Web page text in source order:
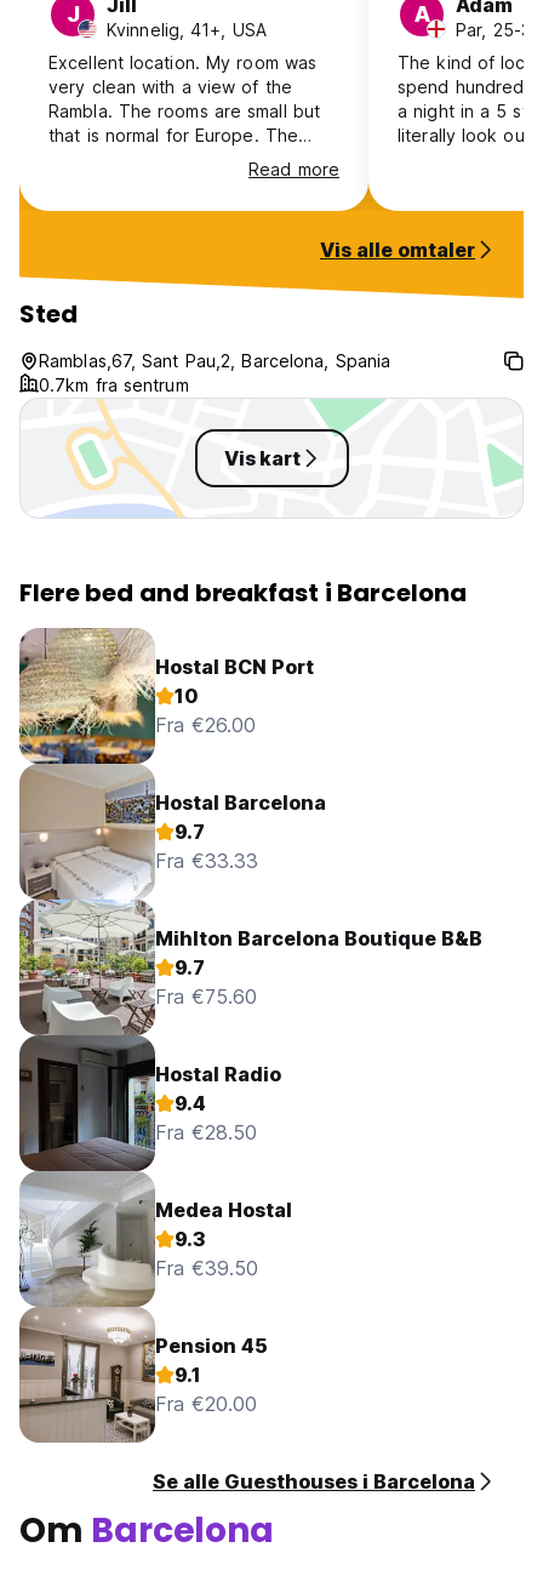
J Jill
Kvinnelig, 41+, USA
Excellent location. My room was
very clean with a view of the
Rambla. The rooms are small but
that is normal for Europe. The
Breakfast room is large with a
grand view of the Rambla. It is a
European Breakfast. The steps
steep but once inside they have
an elevator. The staff are friendly
and knowledgeable. I would stay
here again.
Read more
A Adam
Par, 25-
The kind of
spend hundreds
a night in a 5
literally look out
about twelve
Vis alle omtaler
Sted
Ramblas,67, Sant Pau,2, Barcelona, Spania
0.7km fra sentrum
Vis kart
Flere bed and breakfast i Barcelona
Hostal BCN Port
10
Fra €26.00
Hostal Barcelona
9.7
Fra €33.33
Mihlton Barcelona Boutique B&B
9.7
Fra €75.60
Hostal Radio
9.4
Fra €28.50
Medea Hostal
9.3
Fra €39.50
Pension 45
9.1
Fra €20.00
Se alle Guesthouses i Barcelona
Om Barcelona